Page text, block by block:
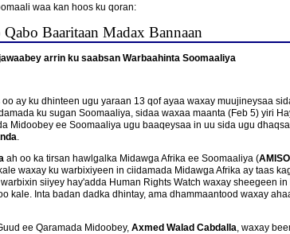
waa kan hoos ku qoran:
Baaritaan Madax Bannaan
arrin ku saabsan Warbaahinta Soomaaliya
ay ku dhinteen ugu yaraan 13 qof ayaa waxay muujineysaa
ku sugan Soomaaliya, sidaa waxaa maanta (Feb 5) yiri
Midoobey ee Soomaaliya ugu baaqeysaa in uu sida ugu
.
ah oo ka tirsan hawlgalka Midawga Afrika ee Soomaaliya (
waxay ku warbixiyeen in ciidamada Midawga Afrika ay taas
siiyey hay'adda Human Rights Watch waxay sheegeen
kale. Inta badan dadka dhintay, ama dhammaantood waxay
ee Qaramada Midoobey, Axmed Walad Cabdalla, waxay